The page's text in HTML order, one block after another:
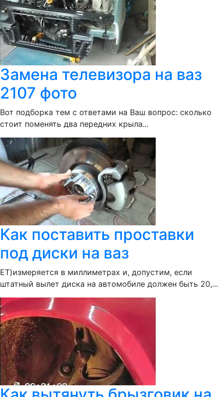
Замена телевизора на ваз
2107 фото
Вот подборка тем с ответами на Ваш вопрос: сколько
стоит поменять два передних крыла...
Как поставить проставки
под диски на ваз
ЕТ)измеряется в миллиметрах и, допустим, если
штатный вылет диска на автомобиле должен быть 20,...